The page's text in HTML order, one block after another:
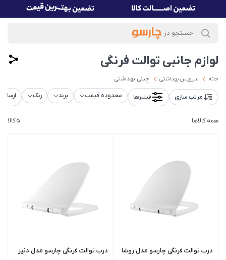
لوازم جانبی توالت فرنگی
خانه سرویس بهداشتی چینی بهداشتی
5 کالا همه کالاها
مرتب سازی فیلترها محدوده قیمت برند رنگ ارسال
درب توالت فرنگی چارسو مدل روشا درب توالت فرنگی چارسو مدل دنیز